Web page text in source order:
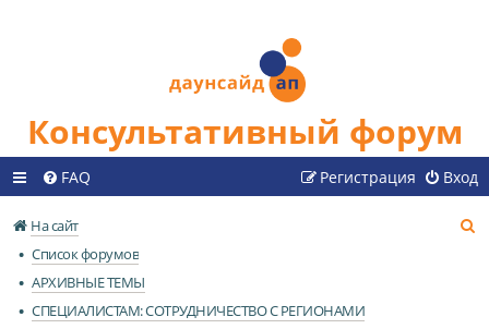
Консультативный форум
FAQ Вход
Регистрация
На сайт
Список форумов
АРХИВНЫЕ ТЕМЫ
СПЕЦИАЛИСТАМ: СОТРУДНИЧЕСТВО С РЕГИОНАМИ